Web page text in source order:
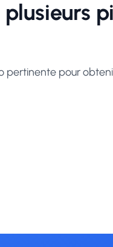
pertinente pour